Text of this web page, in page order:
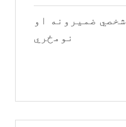
Personalpronomen 07 I شخصي ضمیرونه او
نومځري